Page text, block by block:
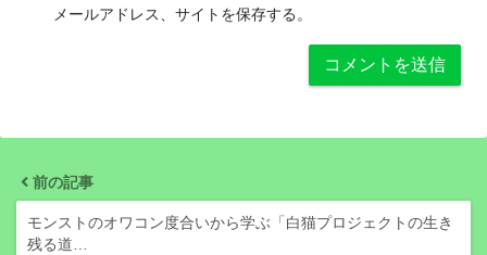
メールアドレス、サイトを保存する。
前の記事
モンストのオワコン度合いから学ぶ「白猫プロジェクトの生き
残る道…